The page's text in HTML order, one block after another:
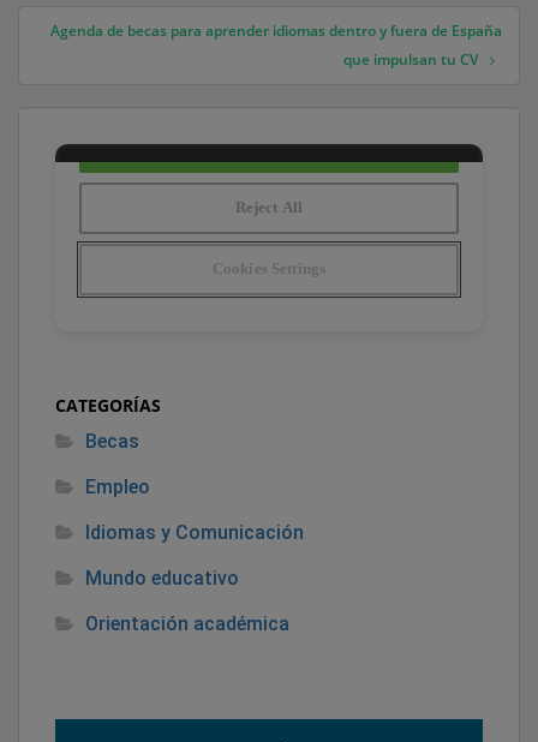
Agenda de becas para aprender idiomas dentro y fuera de España
que impulsan tu CV
CATEGORÍAS
Becas
Empleo
Idiomas y Comunicación
Mundo educativo
Orientación académica